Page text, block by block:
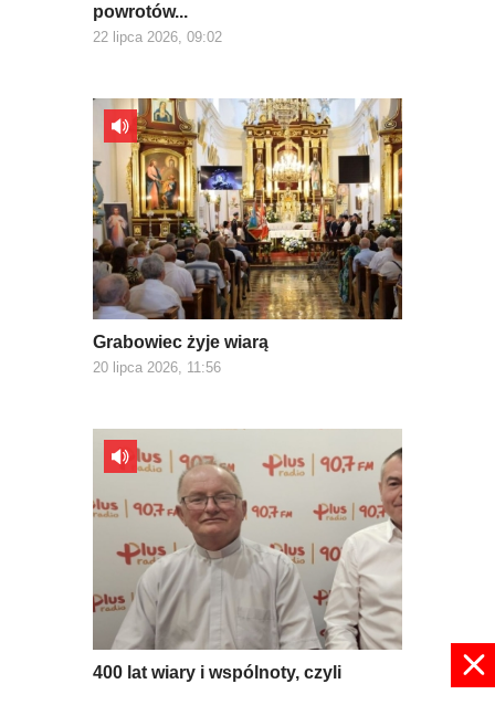
powrotów...
22 lipca 2026, 09:02
Grabowiec żyje wiarą
20 lipca 2026, 11:56
400 lat wiary i wspólnoty, czyli